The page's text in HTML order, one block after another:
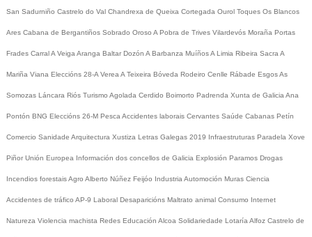
San Sadurniño Castrelo do Val Chandrexa de Queixa Cortegada Ourol Toques Os Blancos
Ares Cabana de Bergantiños Sobrado Oroso A Pobra de Trives Vilardevós Moraña Portas
Frades CarralA Veiga Aranga Baltar Dozón A Barbanza MuíñosA Limia Ribeira Sacra A
Mariña Viana Eleccións 28-A Verea A Teixeira Bóveda Rodeiro Cenlle Rábade EsgosAs
Somozas Láncara Riós Turismo Agolada Cerdido Boimorto Padrenda Xunta de Galicia Ana
Pontón BNG Eleccións 26-M Pesca Accidentes laborais Cervantes Saúde Cabanas Petín
Comercio Sanidade Arquitectura Xustiza Letras Galegas 2019 Infraestruturas Paradela Xove
Piñor Unión Europea Información dos concellos de Galicia Explosión Paramos Drogas
Incendios forestaisAgro Alberto Núñez Feijóo Industria Automoción Muras Ciencia
Accidentes de tráfico AP-9 Laboral Desaparicións Maltrato animal Consumo Internet
Natureza Violencia machista Redes Educación Alcoa Solidariedade Lotaría Alfoz Castrelo de